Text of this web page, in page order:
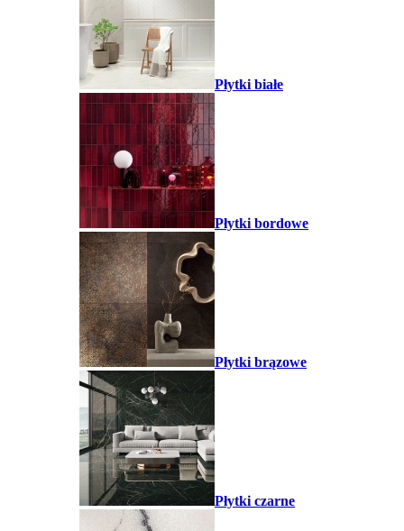
Płytki białe
Płytki bordowe
Płytki brązowe
Płytki czarne